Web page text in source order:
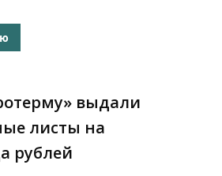
выдали
листы на
рублей